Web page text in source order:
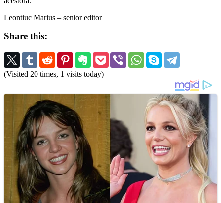
Leontiuc Marius – senior editor
Share this:
(Visited 20 times, 1 visits today)